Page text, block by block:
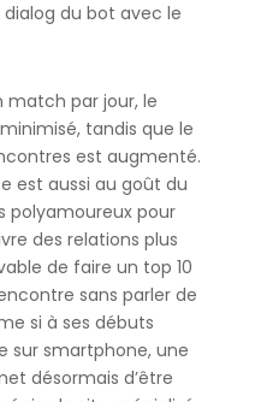
du bot avec le
match par jour, le
tandis que le
est augmenté.
est aussi au goût du
polyamoureux pour
des relations plus
de faire un top 10
sans parler de
si à ses débuts
sur smartphone, une
désormais d’être